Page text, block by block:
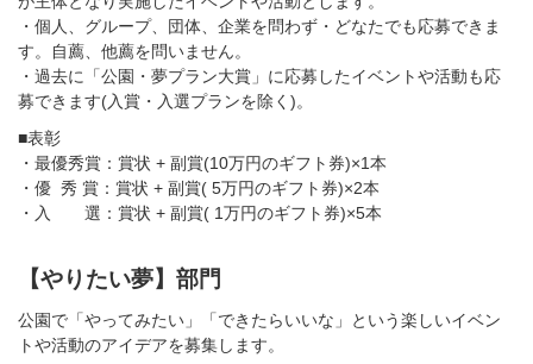
・個人、グループ、団体、企業を問わず・どなたでも応募できま
す。自薦、他薦を問いません。
・過去に「公園・夢プラン大賞」に応募したイベントや活動も応
募できます(入賞・入選プランを除く)。
■表彰
・最優秀賞：賞状 + 副賞(10万円のギフト券)×1本
・優 秀 賞：賞状 + 副賞( 5万円のギフト券)×2本
・入 選：賞状 + 副賞( 1万円のギフト券)×5本
【やりたい夢】部門
公園で「やってみたい」「できたらいいな」という楽しいイベン
トや活動のアイデアを募集します。